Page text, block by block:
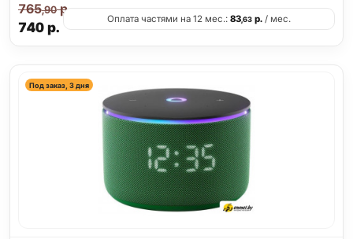
740р.
765,90р.
Оплата частями на 12 мес.: 83,63р./ мес.
Под заказ, 3 дня